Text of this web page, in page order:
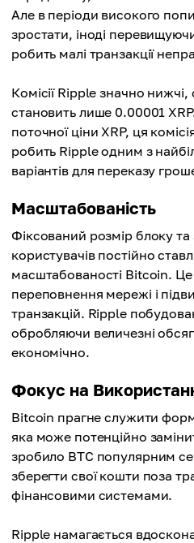
Але в періоди високого
зростати, іноді
робить малі транзакції
Комісії Ripple значно нижчі,
становить лише 0.00001
поточної ціни XRP, ця
робить Ripple одним з
варіантів для переказу
Масштабованість
Фіксований розмір блоку
користувачів постійно
масштабованості Bitcoin.
переповнення мережі і
транзакцій. Ripple
обробляючи величезні
економічно.
Фокус на
Bitcoin прагне служити
яка може потенційно
зробило BTC популярним
зберегти свої кошти поза
фінансовими системами.
Ripple намагається